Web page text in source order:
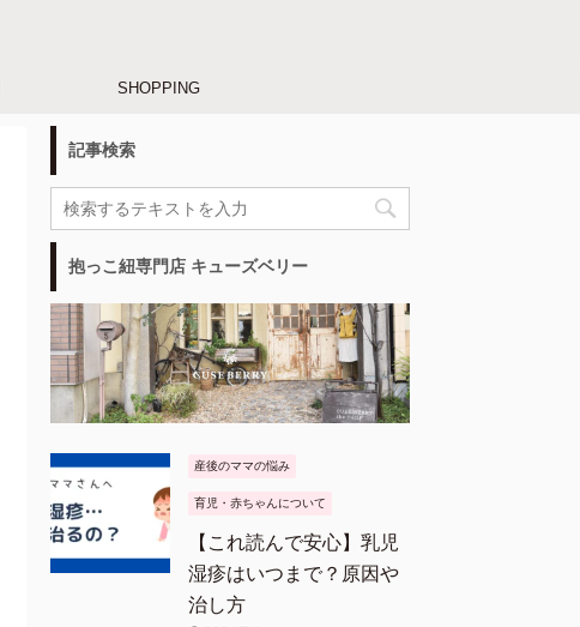
SHOPPING
記事検索
抱っこ紐専門店 キューズベリー
産後のママの悩み
育児・赤ちゃんについて
【これ読んで安心】乳児
湿疹はいつまで？原因や
治し方